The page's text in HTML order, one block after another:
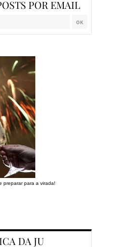
POR EMAIL
preparar para a virada!
DA JU